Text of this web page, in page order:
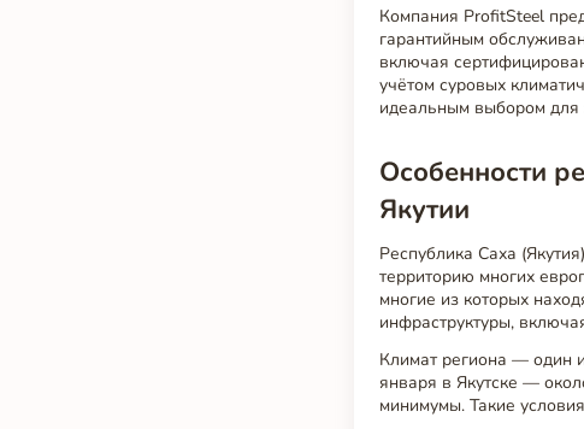
Компания ProfitSteel
гарантийным
включая
учётом суровых
идеальным выбором для
Особенности
Якутии
Республика Саха
территорию многих
многие из которых
инфраструктуры,
Климат региона — один
января в Якутске —
минимумы. Такие